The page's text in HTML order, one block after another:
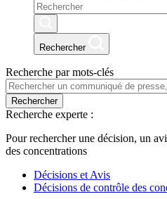
Rechercher
Recherche par mots-clés
Rechercher
Recherche experte :
Pour rechercher une décision, un
des concentrations
Décisions et Avis
Décisions de contrôle des